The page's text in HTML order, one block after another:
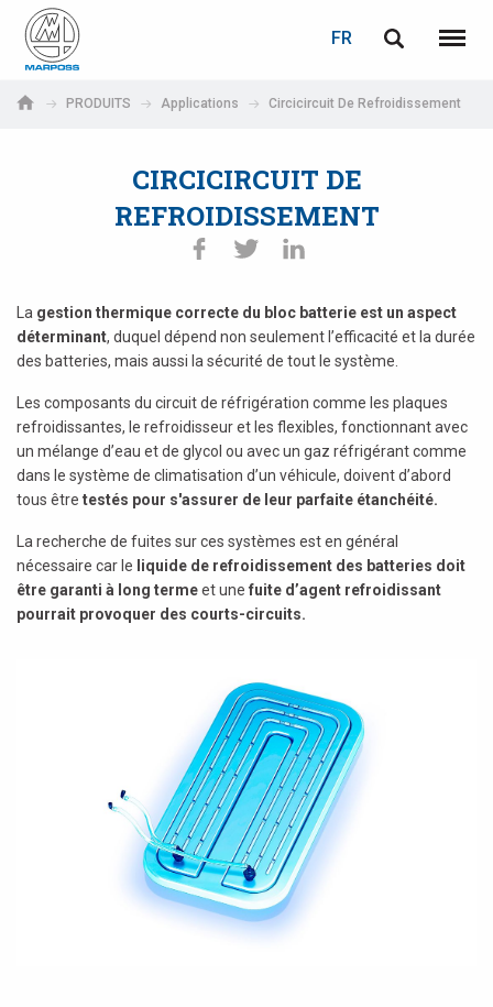
S.p.A.
FR
Menu
PRODUITS Applications Circicircuit De Refroidissement
CIRCICIRCUIT DE
REFROIDISSEMENT
La gestion thermique correcte du bloc batterie est un aspect
déterminant, duquel dépend non seulement l’efficacité et la durée
des batteries, mais aussi la sécurité de tout le système.
Les composants du circuit de réfrigération comme les plaques
refroidissantes, le refroidisseur et les flexibles, fonctionnant avec
un mélange d’eau et de glycol ou avec un gaz réfrigérant comme
dans le système de climatisation d’un véhicule, doivent d’abord
tous être testés pour s'assurer de leur parfaite étanchéité.
La recherche de fuites sur ces systèmes est en général
nécessaire car le liquide de refroidissement des batteries doit
être garanti à long termeet une fuite d’agent refroidissant
pourrait provoquer des courts-circuits.
Deutsch
Français
Español
日本語 (Japanese)
中文 (Chinese)
한국어 (Korean)
LOGIN
Password
If you are not yet registered, you may do it now: it is free!
Click here!